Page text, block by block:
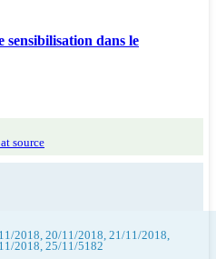
sensibilisation dans le
source
2018, 20/11/2018, 21/11/2018,
2018, 25/11/5182